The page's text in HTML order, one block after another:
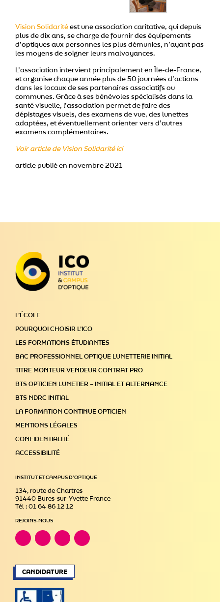
Vision Solidarité est une association caritative, qui depuis
plus de dix ans, se charge de fournir des équipements
d’optiques aux personnes les plus démunies, n’ayant pas
les moyens de soigner leurs malvoyances.
L’association intervient principalement en Île-de-France,
et organise chaque année plus de 50 journées d’actions
dans les locaux de ses partenaires associatifs ou
communes. Grâce à ses bénévoles spécialisés dans la
santé visuelle, l’association permet de faire des
dépistages visuels, des examens de vue, des lunettes
adaptées, et éventuellement orienter vers d’autres
examens complémentaires.
Voir article de Vision Solidarité ici
article publié en novembre 2021
L’ÉCOLE
POURQUOI CHOISIR L’ICO
LES FORMATIONS ÉTUDIANTES
BAC PROFESSIONNEL OPTIQUE LUNETTERIE INITIAL
TITRE MONTEUR VENDEUR CONTRAT PRO
BTS OPTICIEN LUNETIER – INITIAL ET ALTERNANCE
BTS NDRC INITIAL
LA FORMATION CONTINUE OPTICIEN
MENTIONS LÉGALES
CONFIDENTIALITÉ
ACCESSIBILITÉ
INSTITUT ET CAMPUS D’OPTIQUE
134, route de Chartres
91440 Bures-sur-Yvette France
Tél : 01 64 86 12 12
REJOINS-NOUS
CANDIDATURE